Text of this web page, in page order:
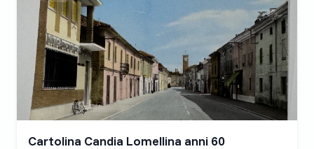
Cartolina Candia Lomellina anni 60